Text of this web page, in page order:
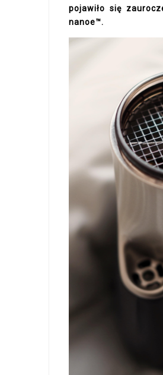
pojawiło się
nanoe™.